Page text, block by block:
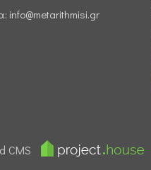
info@metarithmisi.gr
CMS